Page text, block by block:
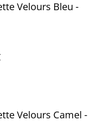
Velours Bleu -
Velours Camel -